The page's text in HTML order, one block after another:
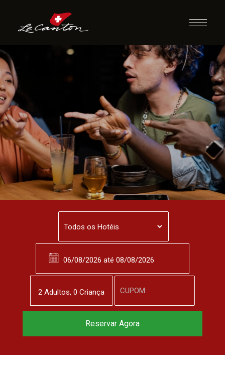
Desafio
2 Adultos, 0 Criança
Reservar Agora